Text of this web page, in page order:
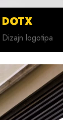
DOTX
Dizajn logotipa